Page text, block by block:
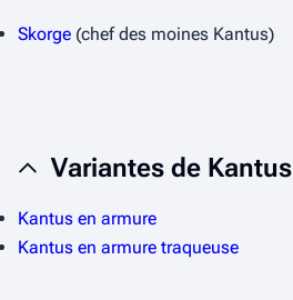
Skorge (chef des moines Kantus)
Variantes de Kantus
Kantus en armure
Kantus en armure traqueuse